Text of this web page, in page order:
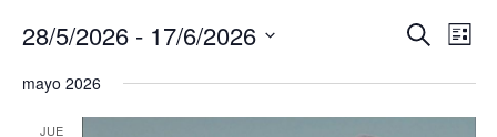
y
Buscar
de
Lista
28/5/2026 - 17/6/2026
fecha.
mayo 2026
JUE